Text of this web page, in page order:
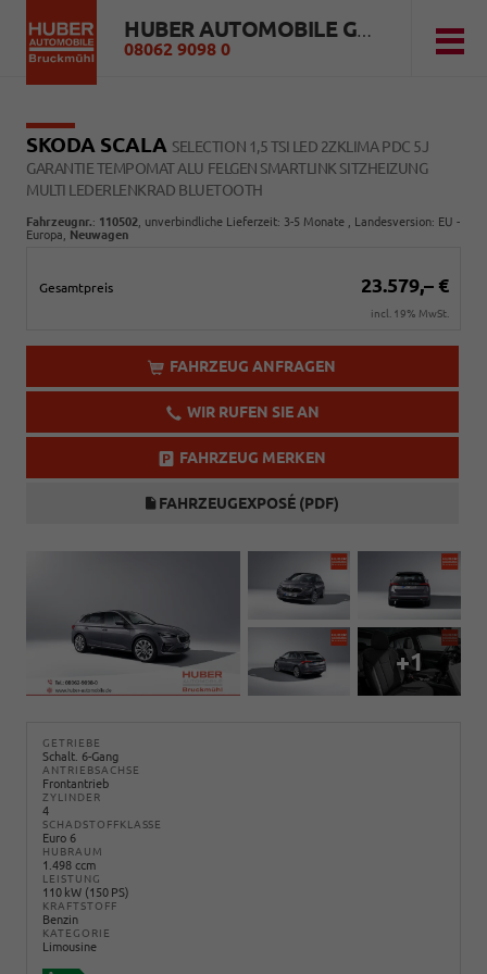
HUBER AUTOMOBILE GMBH
08062 9098 0
SKODA SCALA SELECTION 1,5 TSI LED 2ZKLIMA PDC 5J
GARANTIE TEMPOMAT ALU FELGEN SMARTLINK SITZHEIZUNG
MULTI LEDERLENKRAD BLUETOOTH
Fahrzeugnr.: 110502 , unverbindliche Lieferzeit: 3-5 Monate , Landesversion: EU -
Europa, Neuwagen
Gesamtpreis 23.579,– €
incl. 19% MwSt.
FAHRZEUG ANFRAGEN
WIR RUFEN SIE AN
FAHRZEUG MERKEN
FAHRZEUGEXPOSÉ (PDF)
+1
GETRIEBE
Schalt. 6-Gang
ANTRIEBSACHSE
Frontantrieb
ZYLINDER
4
SCHADSTOFFKLASSE
Euro 6
HUBRAUM
1.498 ccm
LEISTUNG
110 kW (150 PS)
KRAFTSTOFF
Benzin
KATEGORIE
Limousine